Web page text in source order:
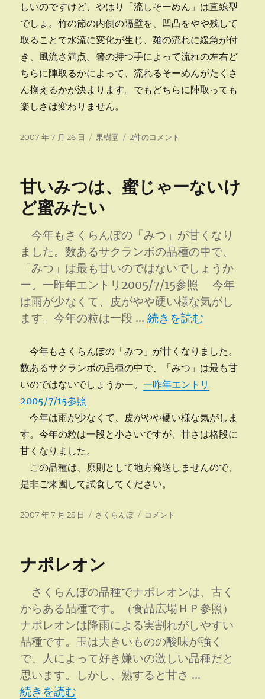
しいのですけど、やはり「流しそーめん」は直線型
でしょ。竹の節の内側の隔壁を、凹凸をやや残して
取ることで水流に変化が生じ、麺の流れに緩急が付
き、風流さ満点。箸の持つ手によって流れの左右ど
ちらに陣取るかによって、流れるそーめんがたくさ
ん掬えるかが決まります。でもどちらに陣取っても
楽しさは変わりません。
投
2007 年 7 月 26 日
カ
ー
果樹園
超
ョ
ン・
そ
う
ん
へ
の
2件のコメント
甘いみつは、蜜じゃーないけ
ど蜜みたい
今年もさくらんぽの「みつ」が甘くなり
ました。数あるサクランボの品種の中で、
「みつ」は最も甘いのではないでしょうか
ー。一昨年エントリ2005/7/15参照 今年
は雨が少なくて、皮がやや硬い様な気がし
ます。今年の粒は一段 …“甘いみつは、蜜じゃ
続きを読む
今年もさくらんぽの「みつ」が甘くなりました。
数あるサクランボの品種の中で、「みつ」は最も甘
いのではないでしょうかー。一昨年エントリ
2005/7/15参照
今年は雨が少なくて、皮がやや硬い様な気がしま
す。今年の粒は一段と小さいですが、甘さは格段に
甘くなりました。
この品種は、原則として地方発送しませんので、
是非ご来園して試食してください。
投
2007 年 7 月 25 日
カ
ー
さくらんぼ
甘
じ
ー
な
い
ど
蜜
コメント
ナポレオン
さくらんぼの品種でナポレオンは、古く
からある品種です。（食品広場ＨＰ参照）
ナポレオンは降雨による実割れがしやすい
品種です。玉は大きいものの酸味が強く
で、人によって好き嫌いの激しい品種だと
思います。しかし、熟すると甘さ …
“ナポレオン” の
続きを読む